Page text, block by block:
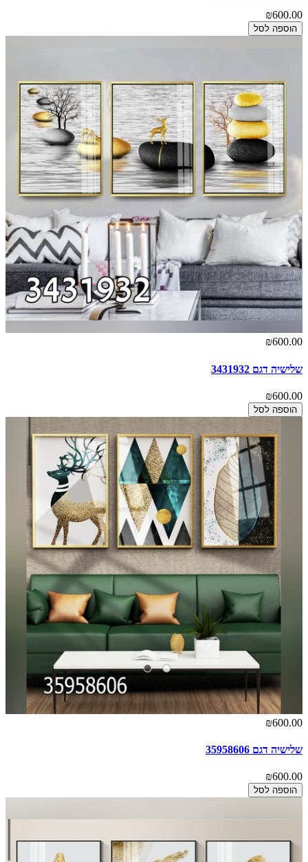
₪600.00
הוספה לסל
₪600.00
שלישיה דגם 3431932
₪600.00
הוספה לסל
₪600.00
שלישיה דגם 35958606
₪600.00
הוספה לסל